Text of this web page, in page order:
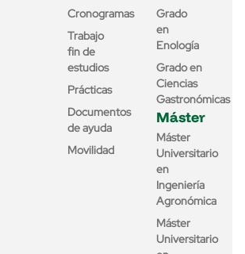
Cronogramas
Trabajo
fin de
estudios
Prácticas
Documentos
de ayuda
Movilidad
Grado
en
Enología
Grado en
Ciencias
Gastronómicas
Máster
Máster
Universitario
en
Ingeniería
Agronómica
Máster
Universitario